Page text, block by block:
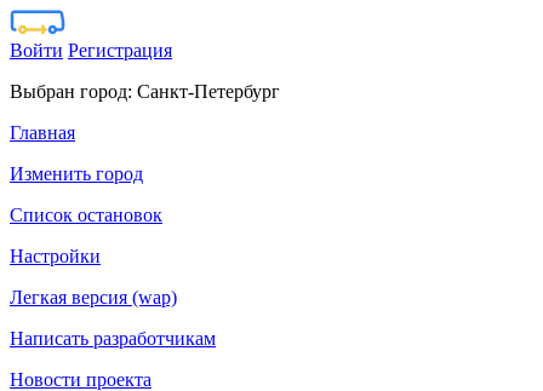
Войти Регистрация
Выбран город: Санкт-Петербург
Главная
Изменить город
Список остановок
Настройки
Легкая версия (wap)
Написать разработчикам
Новости проекта